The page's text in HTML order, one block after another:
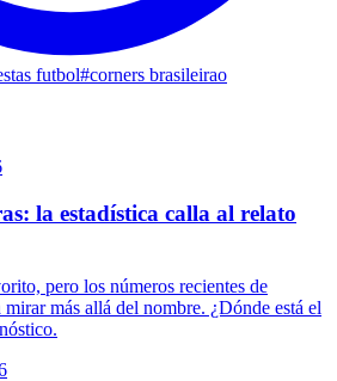
futbol#corners brasileirao
la estadística calla al relato
pero los números recientes de
más allá del nombre. ¿Dónde está el